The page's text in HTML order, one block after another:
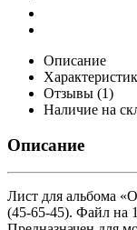
Описание
Отзывы (1)
Наличие на
Описание
Лист для альбома
(45-65-45). Файл на